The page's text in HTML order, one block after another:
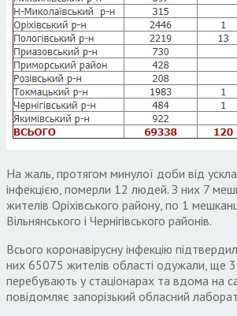
На жаль, протягом минулої доби від
інфекцією, померли 12 людей. З них 7
жителів Оріхівського району, по 1
Вільнянського і Чернігівського районів.
Всього коронавірусну інфекцію
них 65075 жителів області одужали, ще
перебувають у стаціонарах та вдома на
повідомляє запорізький обласний